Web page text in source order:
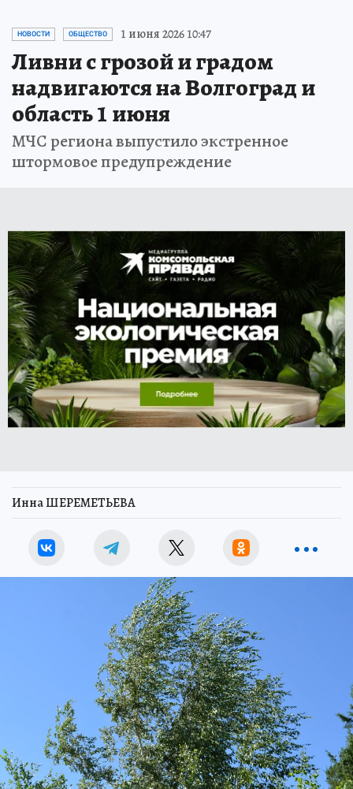
НОВОСТИ ОБЩЕСТВО 1 июня 2026 10:47
Ливни с грозой и градом
надвигаются на Волгоград и
область 1 июня
МЧС региона выпустило экстренное
штормовое предупреждение
Инна ШЕРЕМЕТЬЕВА